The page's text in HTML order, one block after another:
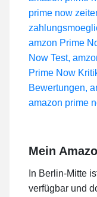
Mein
In Berlin-Mitte
verfügbar und